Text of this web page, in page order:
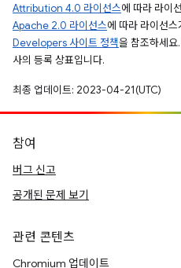
Attribution 4.0 라이선스에 따라 라이
Apache 2.0 라이선스에 따라 라이선
Developers 사이트 정책을 참조하세
사의 등록 상표입니다.
최종 업데이트: 2023-04-21(UTC)
참여
버그 신고
공개된 문제 보기
관련 콘텐츠
Chromium 업데이트